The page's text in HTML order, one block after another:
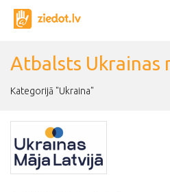
Atbalsts Ukrainas
Kategorijā "Ukraina"